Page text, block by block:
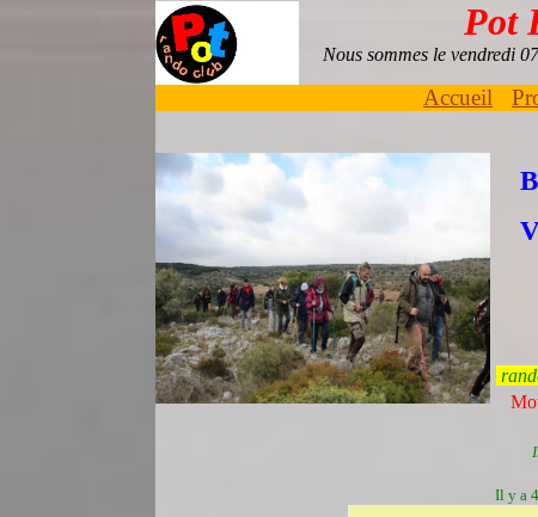
Pot
Nous sommes le vendredi
Accueil
B
Il y a